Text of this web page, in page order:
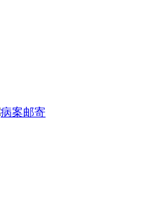
病案邮寄